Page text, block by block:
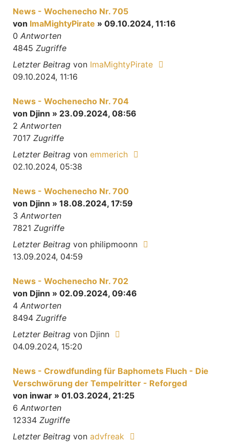
News - Wochenecho Nr. 705
von ImaMightyPirate » 09.10.2024, 11:16
0 Antworten
4845 Zugriffe
Letzter Beitrag von ImaMightyPirate
09.10.2024, 11:16
News - Wochenecho Nr. 704
von Djinn » 23.09.2024, 08:56
2 Antworten
7017 Zugriffe
Letzter Beitrag von emmerich
02.10.2024, 05:38
News - Wochenecho Nr. 700
von Djinn » 18.08.2024, 17:59
3 Antworten
7821 Zugriffe
Letzter Beitrag von philipmoonn
13.09.2024, 04:59
News - Wochenecho Nr. 702
von Djinn » 02.09.2024, 09:46
4 Antworten
8494 Zugriffe
Letzter Beitrag von Djinn
04.09.2024, 15:20
News - Crowdfunding für Baphomets Fluch - Die
Verschwörung der Tempelritter - Reforged
von inwar » 01.03.2024, 21:25
6 Antworten
12334 Zugriffe
Letzter Beitrag von advfreak